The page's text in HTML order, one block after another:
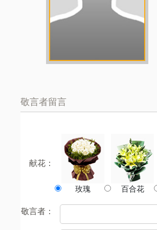
敬言者留言